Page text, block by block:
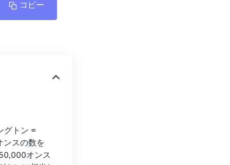
コピー
グトン =
ンスの数を
オンス